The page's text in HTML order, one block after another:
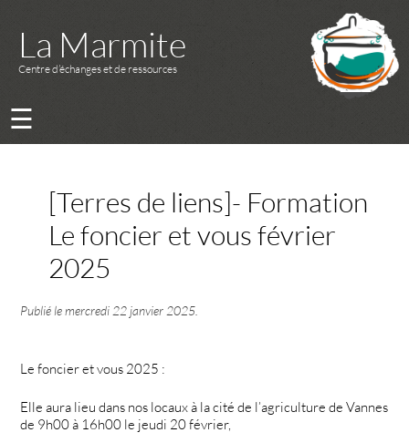
La Marmite
Centre d’échanges et de ressources
☰
[Terres de liens]- Formation
Le foncier et vous février
2025
Publié lemercredi 22 janvier 2025
Le foncier et vous 2025 :
Elle aura lieu dans nos locaux à la cité de l’agriculture de Vannes
de 9h00 à 16h00 le jeudi 20 février,